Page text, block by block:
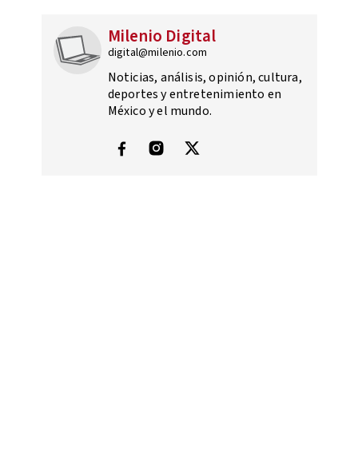
Milenio Digital
digital@milenio.com
Noticias, análisis, opinión, cultura,
deportes y entretenimiento en
México y el mundo.